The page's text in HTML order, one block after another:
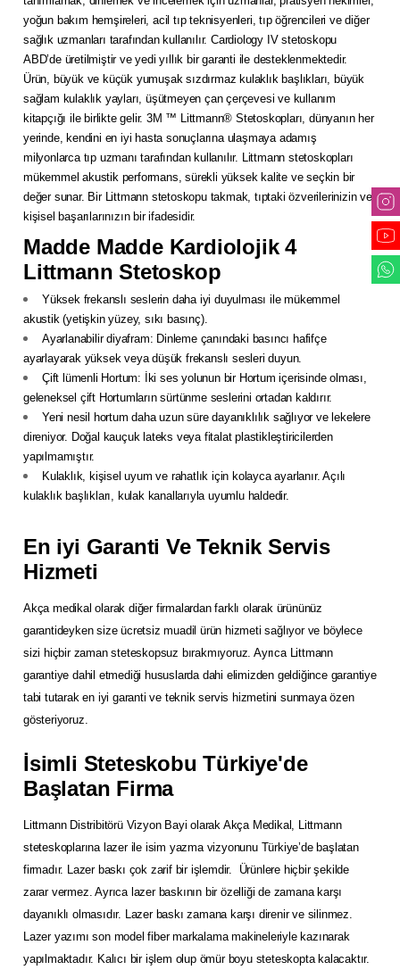
yoğun bakım hemşireleri, acil tıp teknisyenleri, tıp öğrencileri ve diğer
sağlık uzmanları tarafından kullanılır. Cardiology IV stetoskopu
ABD’de üretilmiştir ve yedi yıllık bir garanti ile desteklenmektedir.
Ürün, büyük ve küçük yumuşak sızdırmaz kulaklık başlıkları, büyük
sağlam kulaklık yayları, üşütmeyen çan çerçevesi ve kullanım
kitapçığı ile birlikte gelir. 3M ™ Littmann® Stetoskopları, dünyanın her
yerinde, kendini en iyi hasta sonuçlarına ulaşmaya adamış
milyonlarca tıp uzmanı tarafından kullanılır. Littmann stetoskopları
mükemmel akustik performans, sürekli yüksek kalite ve seçkin bir
değer sunar. Bir Littmann stetoskopu takmak, tıptaki özverilerinizin ve
kişisel başarılarınızın bir ifadesidir.
Madde Madde Kardiolojik 4
Littmann Stetoskop
Yüksek frekanslı seslerin daha iyi duyulması ile mükemmel
akustik (yetişkin yüzey, sıkı basınç).
Ayarlanabilir diyafram: Dinleme çanındaki basıncı hafifçe
ayarlayarak yüksek veya düşük frekanslı sesleri duyun.
Çift lümenli Hortum: İki ses yolunun bir Hortum içerisinde olması,
geleneksel çift Hortumların sürtünme seslerini ortadan kaldırır.
Yeni nesil hortum daha uzun süre dayanıklılık sağlıyor ve lekelere
direniyor. Doğal kauçuk lateks veya fitalat plastikleştiricilerden
yapılmamıştır.
Kulaklık, kişisel uyum ve rahatlık için kolayca ayarlanır. Açılı
kulaklık başlıkları, kulak kanallarıyla uyumlu haldedir.
En iyi Garanti Ve Teknik Servis
Hizmeti
Akça medikal olarak diğer firmalardan farklı olarak ürününüz
garantideyken size ücretsiz muadil ürün hizmeti sağlıyor ve böylece
sizi hiçbir zaman steteskopsuz bırakmıyoruz. Ayrıca Littmann
garantiye dahil etmediği hususlarda dahi elimizden geldiğince garantiye
tabi tutarak en iyi garanti ve teknik servis hizmetini sunmaya özen
gösteriyoruz.
İsimli Steteskobu Türkiye'de
Başlatan Firma
Littmann Distribitörü Vizyon Bayi olarak Akça Medikal, Littmann
steteskoplarına lazer ile isim yazma vizyonunu Türkiye’de başlatan
firmadır. Lazer baskı çok zarif bir işlemdir. Ürünlere hiçbir şekilde
zarar vermez. Ayrıca lazer baskının bir özelliği de zamana karşı
dayanıklı olmasıdır. Lazer baskı zamana karşı direnir ve silinmez.
Lazer yazımı son model fiber markalama makineleriyle kazınarak
yapılmaktadır. Kalıcı bir işlem olup ömür boyu steteskopta kalacaktır.